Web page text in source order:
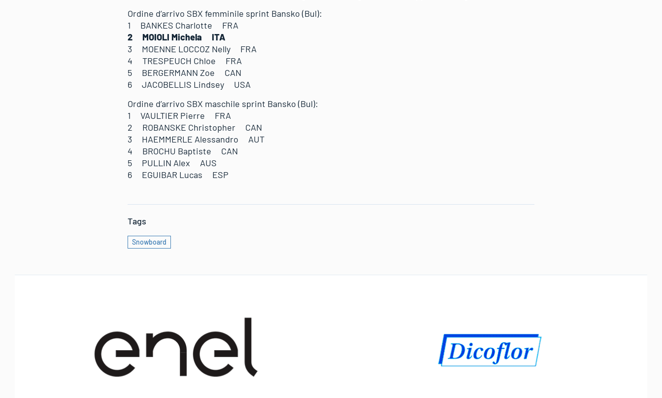
Ordine d’arrivo SBX femminile sprint Bansko (Bul):
1 BANKES Charlotte FRA
2 MOIOLI Michela ITA
3 MOENNE LOCCOZ Nelly FRA
4 TRESPEUCH Chloe FRA
5 BERGERMANN Zoe CAN
6 JACOBELLIS Lindsey USA
Ordine d’arrivo SBX maschile sprint Bansko (Bul):
1 VAULTIER Pierre FRA
2 ROBANSKE Christopher CAN
3 HAEMMERLE Alessandro AUT
4 BROCHU Baptiste CAN
5 PULLIN Alex AUS
6 EGUIBAR Lucas ESP
Tags
Snowboard